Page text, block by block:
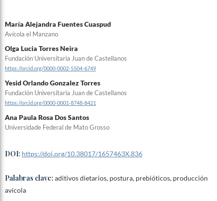
María Alejandra Fuentes Cuaspud
Avícola el Manzano
Olga Lucia Torres Neira
Fundación Universitaria Juan de Castellanos
https://orcid.org/0000-0002-5504-6749
Yesid Orlando Gonzalez Torres
Fundación Universitaria Juan de Castellanos
https://orcid.org/0000-0001-8748-8421
Ana Paula Rosa Dos Santos
Universidade Federal de Mato Grosso
DOI: https://doi.org/10.38017/1657463X.836
Palabras clave: aditivos dietarios, postura, prebióticos, producción
avícola